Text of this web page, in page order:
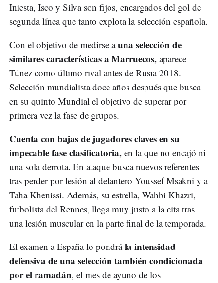
Iniesta, Isco y Silva son fijos, encargados del gol de
segunda línea que tanto explota la selección española.
Con el objetivo de medirse auna selección de
similares características a Marruecos, aparece
Túnez como último rival antes de Rusia 2018.
Selección mundialista doce años después que busca
en su quinto Mundial el objetivo de superar por
primera vez la fase de grupos.
Cuenta con bajas de jugadores claves en su
impecable fase clasificatoria, en la que no encajó ni
una sola derrota. En ataque busca nuevos referentes
tras perder por lesión al delantero Youssef Msakni y a
Taha Khenissi. Además, su estrella, Wahbi Khazri,
futbolista del Rennes, llega muy justo a la cita tras
una lesión muscular en la parte final de la temporada.
El examen a España lo pondrála intensidad
defensiva de una selección también condicionada
por el ramadán, el mes de ayuno de los